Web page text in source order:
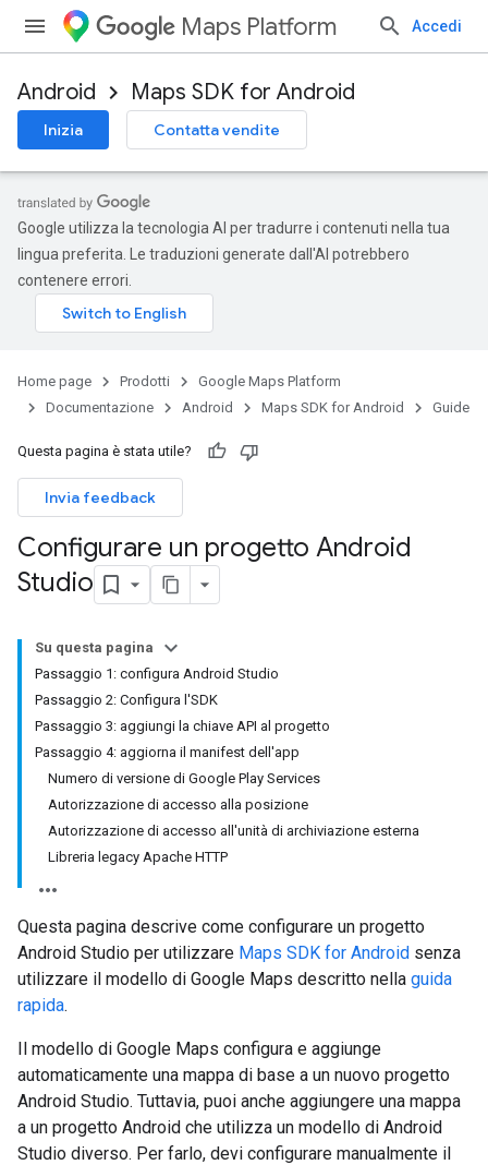
Maps Platform Accedi
Android Maps SDK for Android
Inizia Contatta vendite
Google utilizza la tecnologia AI per tradurre i contenuti nella tua
lingua preferita. Le traduzioni generate dall'AI potrebbero
contenere errori.
Home page Prodotti
Google Maps Platform
Documentazione
Android Maps SDK for Android Guide
Questa pagina è stata utile?
Invia feedback
Configurare un progetto Android
Studio
Su questa pagina
Passaggio 1: configura Android Studio
Passaggio 2: Configura l'SDK
Passaggio 3: aggiungi la chiave API al progetto
Passaggio 4: aggiorna il manifest dell'app
Numero di versione di Google Play Services
Autorizzazione di accesso alla posizione
Autorizzazione di accesso all'unità di archiviazione esterna
Libreria legacy Apache HTTP
Questa pagina descrive come configurare un progetto
Android Studio per utilizzare Maps SDK for Android senza
utilizzare il modello di Google Maps descritto nella guida
rapida.
Il modello di Google Maps configura e aggiunge
automaticamente una mappa di base a un nuovo progetto
Android Studio. Tuttavia, puoi anche aggiungere una mappa
a un progetto Android che utilizza un modello di Android
Studio diverso. Per farlo, devi configurare manualmente il